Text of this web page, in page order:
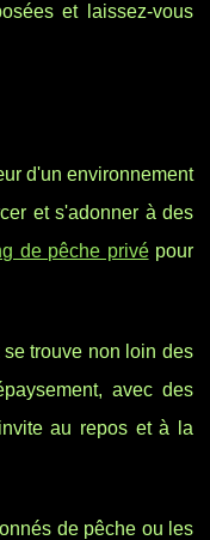
et laissez-vous
d'un environnement
et s'adonner à des
de pêche privépour
trouve non loin des
avec des
au repos et à la
de pêche ou les